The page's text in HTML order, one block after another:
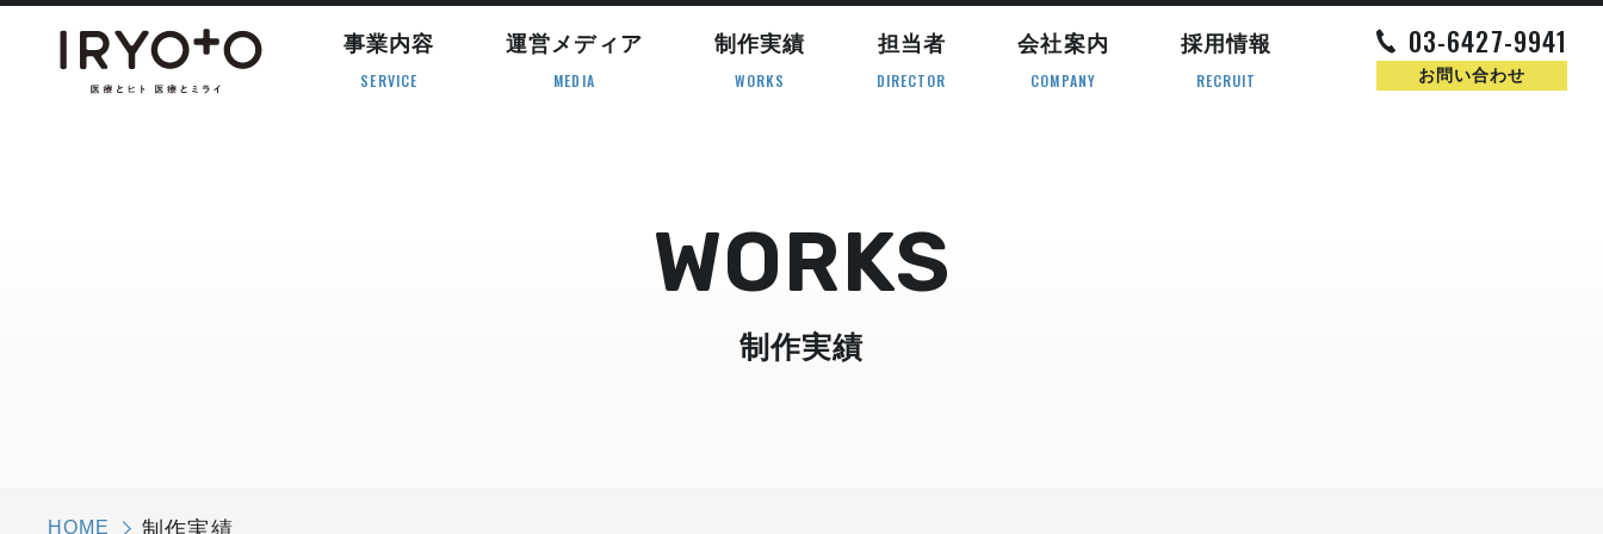
事業内容
SERVICE
運営メディア
MEDIA
制作実績
WORKS
担当者
DIRECTOR
会社案内
COMPANY
採用情報
RECRUIT
03-6427-9941
お問い合わせ
WORKS
制作実績
HOME 制作実績